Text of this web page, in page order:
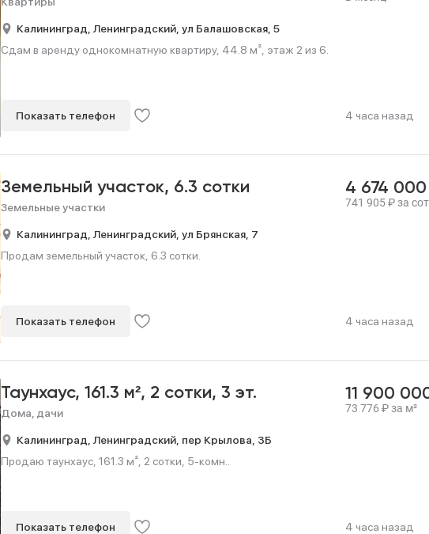
Калининград, Ленинградский, ул Балашовская, 5
Сдам в аренду однокомнатную квартиру, 44.8 м², этаж 2 из 6.
Показать телефон 4 часа назад
Земельный участок, 6.3 сотки
Земельные участки
4 674
741 905₽за
Калининград, Ленинградский, ул Брянская, 7
Продам земельный участок, 6.3 сотки.
Показать телефон 4 часа назад
Таунхаус, 161.3 м², 2 сотки, 3 эт.
Дома, дачи
11 900
73 776 ₽за м²
Калининград, Ленинградский, пер Крылова, 3Б
Продаю таунхаус, 161.3 м², 2 сотки, 5-комн..
Показать телефон 4 часа назад